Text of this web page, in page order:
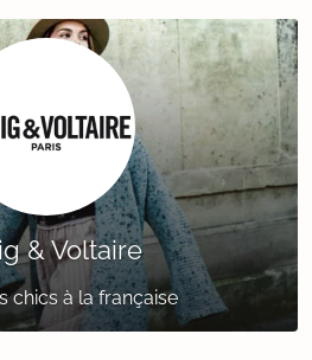
& Voltaire
chics à la française